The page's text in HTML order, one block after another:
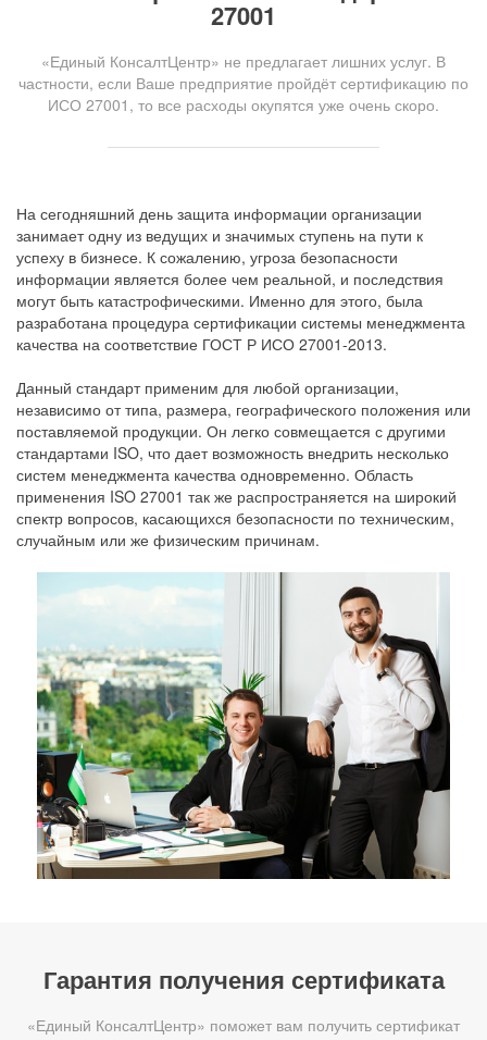
27001
«Единый КонсалтЦентр» не предлагает лишних услуг. В
частности, если Ваше предприятие пройдёт сертификацию по
ИСО 27001, то все расходы окупятся уже очень скоро.
На сегодняшний день защита информации организации
занимает одну из ведущих и значимых ступень на пути к
успеху в бизнесе. К сожалению, угроза безопасности
информации является более чем реальной, и последствия
могут быть катастрофическими. Именно для этого, была
разработана процедура сертификации системы менеджмента
качества на соответствие ГОСТ Р ИСО 27001-2013.
Данный стандарт применим для любой организации,
независимо от типа, размера, географического положения или
поставляемой продукции. Он легко совмещается с другими
стандартами ISO, что дает возможность внедрить несколько
систем менеджмента качества одновременно. Область
применения ISO 27001 так же распространяется на широкий
спектр вопросов, касающихся безопасности по техническим,
случайным или же физическим причинам.
Гарантия получения сертификата
«Единый КонсалтЦентр» поможет вам получить сертификат